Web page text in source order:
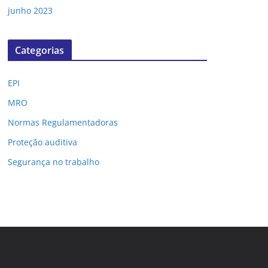
junho 2023
Categorias
EPI
MRO
Normas Regulamentadoras
Proteção auditiva
Segurança no trabalho